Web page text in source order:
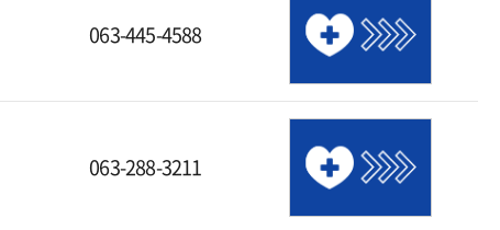
063-445-4588
063-288-3211